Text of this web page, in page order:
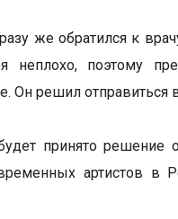
же обратился к
неплохо, поэтому
Он решил отправиться
принято решение
артистов в